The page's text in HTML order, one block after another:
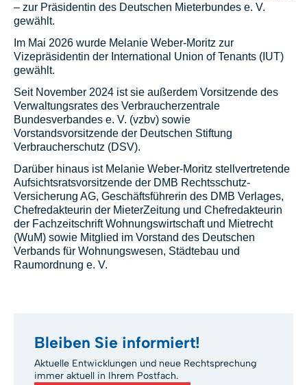
– zur Präsidentin des Deutschen Mieterbundes e. V.
gewählt.
Im Mai 2026 wurde Melanie Weber-Moritz zur
Vizepräsidentin der International Union of Tenants (IUT)
gewählt.
Seit November 2024 ist sie außerdem Vorsitzende des
Verwaltungsrates des Verbraucherzentrale
Bundesverbandes e. V. (vzbv) sowie
Vorstandsvorsitzende der Deutschen Stiftung
Verbraucherschutz (DSV).
Darüber hinaus ist Melanie Weber-Moritz stellvertretende
Aufsichtsratsvorsitzende der DMB Rechtsschutz-
Versicherung AG, Geschäftsführerin des DMB Verlages,
Chefredakteurin der MieterZeitung und Chefredakteurin
der Fachzeitschrift Wohnungswirtschaft und Mietrecht
(WuM) sowie Mitglied im Vorstand des Deutschen
Verbands für Wohnungswesen, Städtebau und
Raumordnung e. V.
Bleiben Sie informiert!
Aktuelle Entwicklungen und neue Rechtsprechung
immer aktuell in Ihrem Postfach.